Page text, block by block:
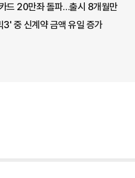
드 20만좌 돌파…출시 8개월만
중 신계약 금액 유일 증가